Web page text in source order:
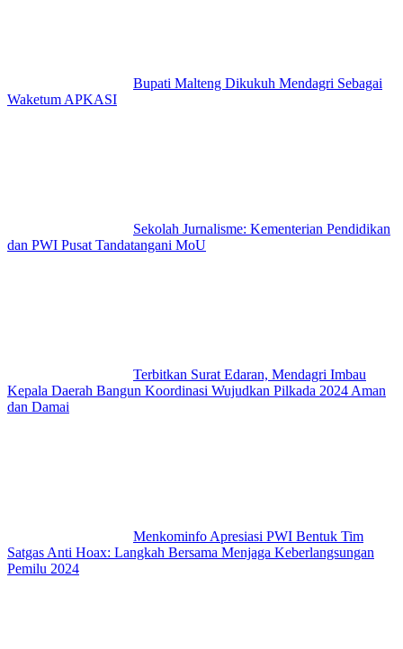
Bupati Malteng Dikukuh Mendagri Sebagai
Waketum APKASI
Sekolah Jurnalisme: Kementerian Pendidikan
dan PWI Pusat Tandatangani MoU
Terbitkan Surat Edaran, Mendagri Imbau
Kepala Daerah Bangun Koordinasi Wujudkan Pilkada 2024 Aman
dan Damai
Menkominfo Apresiasi PWI Bentuk Tim
Satgas Anti Hoax: Langkah Bersama Menjaga Keberlangsungan
Pemilu 2024